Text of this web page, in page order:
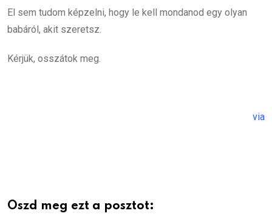
El sem tudom képzelni, hogy le kell mondanod egy olyan
babáról, akit szeretsz.
Kérjük, osszátok meg.
via
Oszd meg ezt a posztot: